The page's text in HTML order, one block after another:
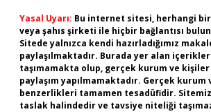
Yasal Uyarı: Bu internet sitesi, herhangi
veya şahıs şirketi ile hiçbir bağlantısı
Sitede yalnızca kendi hazırladığımız
paylaşılmaktadır. Burada yer alan
taşımamakta olup, gerçek kurum ve kişiler
paylaşım yapılmamaktadır. Gerçek
benzerlikleri tamamen tesadüfidir.
taslak halindedir ve tavsiye niteliği